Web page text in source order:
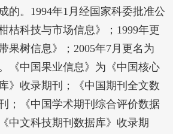
的。1994年1月经国家科委批准公
桔科技与市场信息》；1999年更
果树信息》；2005年7月更名为
《中国果业信息》为《中国核心
》收录期刊；《中国期刊全文数
；《中国学术期刊综合评价数据
中文科技期刊数据库》收录期